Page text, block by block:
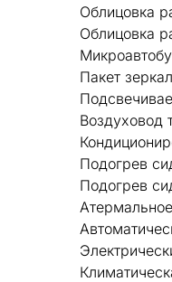
Облицовка
Облицовка
Пакет зеркал
Воздуховод
Подогрев
Подогрев